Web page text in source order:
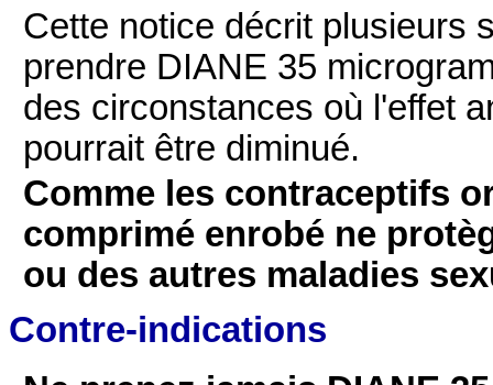
Cette notice décrit plusieurs
prendre DIANE 35
des circonstances où l'effet
pourrait être diminué.
Comme les contraceptifs
comprimé enrobé ne
ou des autres maladies
Contre-indications